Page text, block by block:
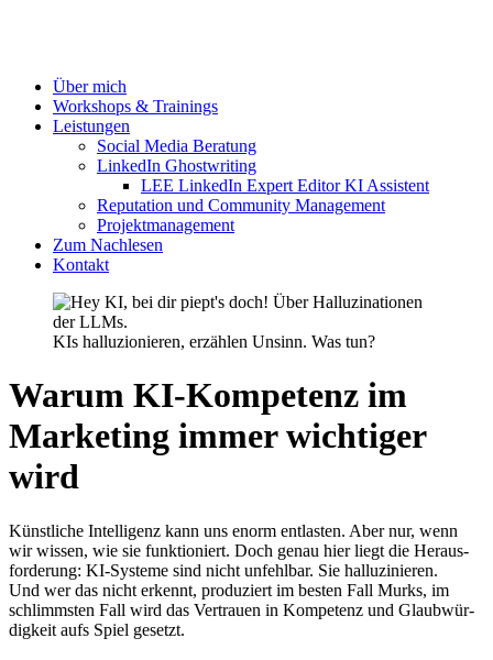
Über mich
Workshops & Trainings
Leistungen
Social Media Beratung
LinkedIn Ghostwriting
LEE LinkedIn Expert Editor KI Assistent
Reputation und Community Management
Projektmanagement
Zum Nachlesen
Kontakt
KIs halluzionieren, erzählen Unsinn. Was tun?
Warum KI-Kompetenz im
Marketing immer wichtiger
wird
Künst­li­che Intel­li­genz kann uns enorm ent­las­ten. Aber nur, wenn
wir wis­sen, wie sie funk­tio­niert. Doch genau hier liegt die Her­aus­
for­de­rung: KI-Sys­te­me sind nicht unfehl­bar. Sie hal­lu­zi­nie­ren.
Und wer das nicht erkennt, pro­du­ziert im bes­ten Fall Murks, im
schlimms­ten Fall wird das Ver­trau­en in Kom­pe­tenz und Glaub­wür­
dig­keit aufs Spiel gesetzt.